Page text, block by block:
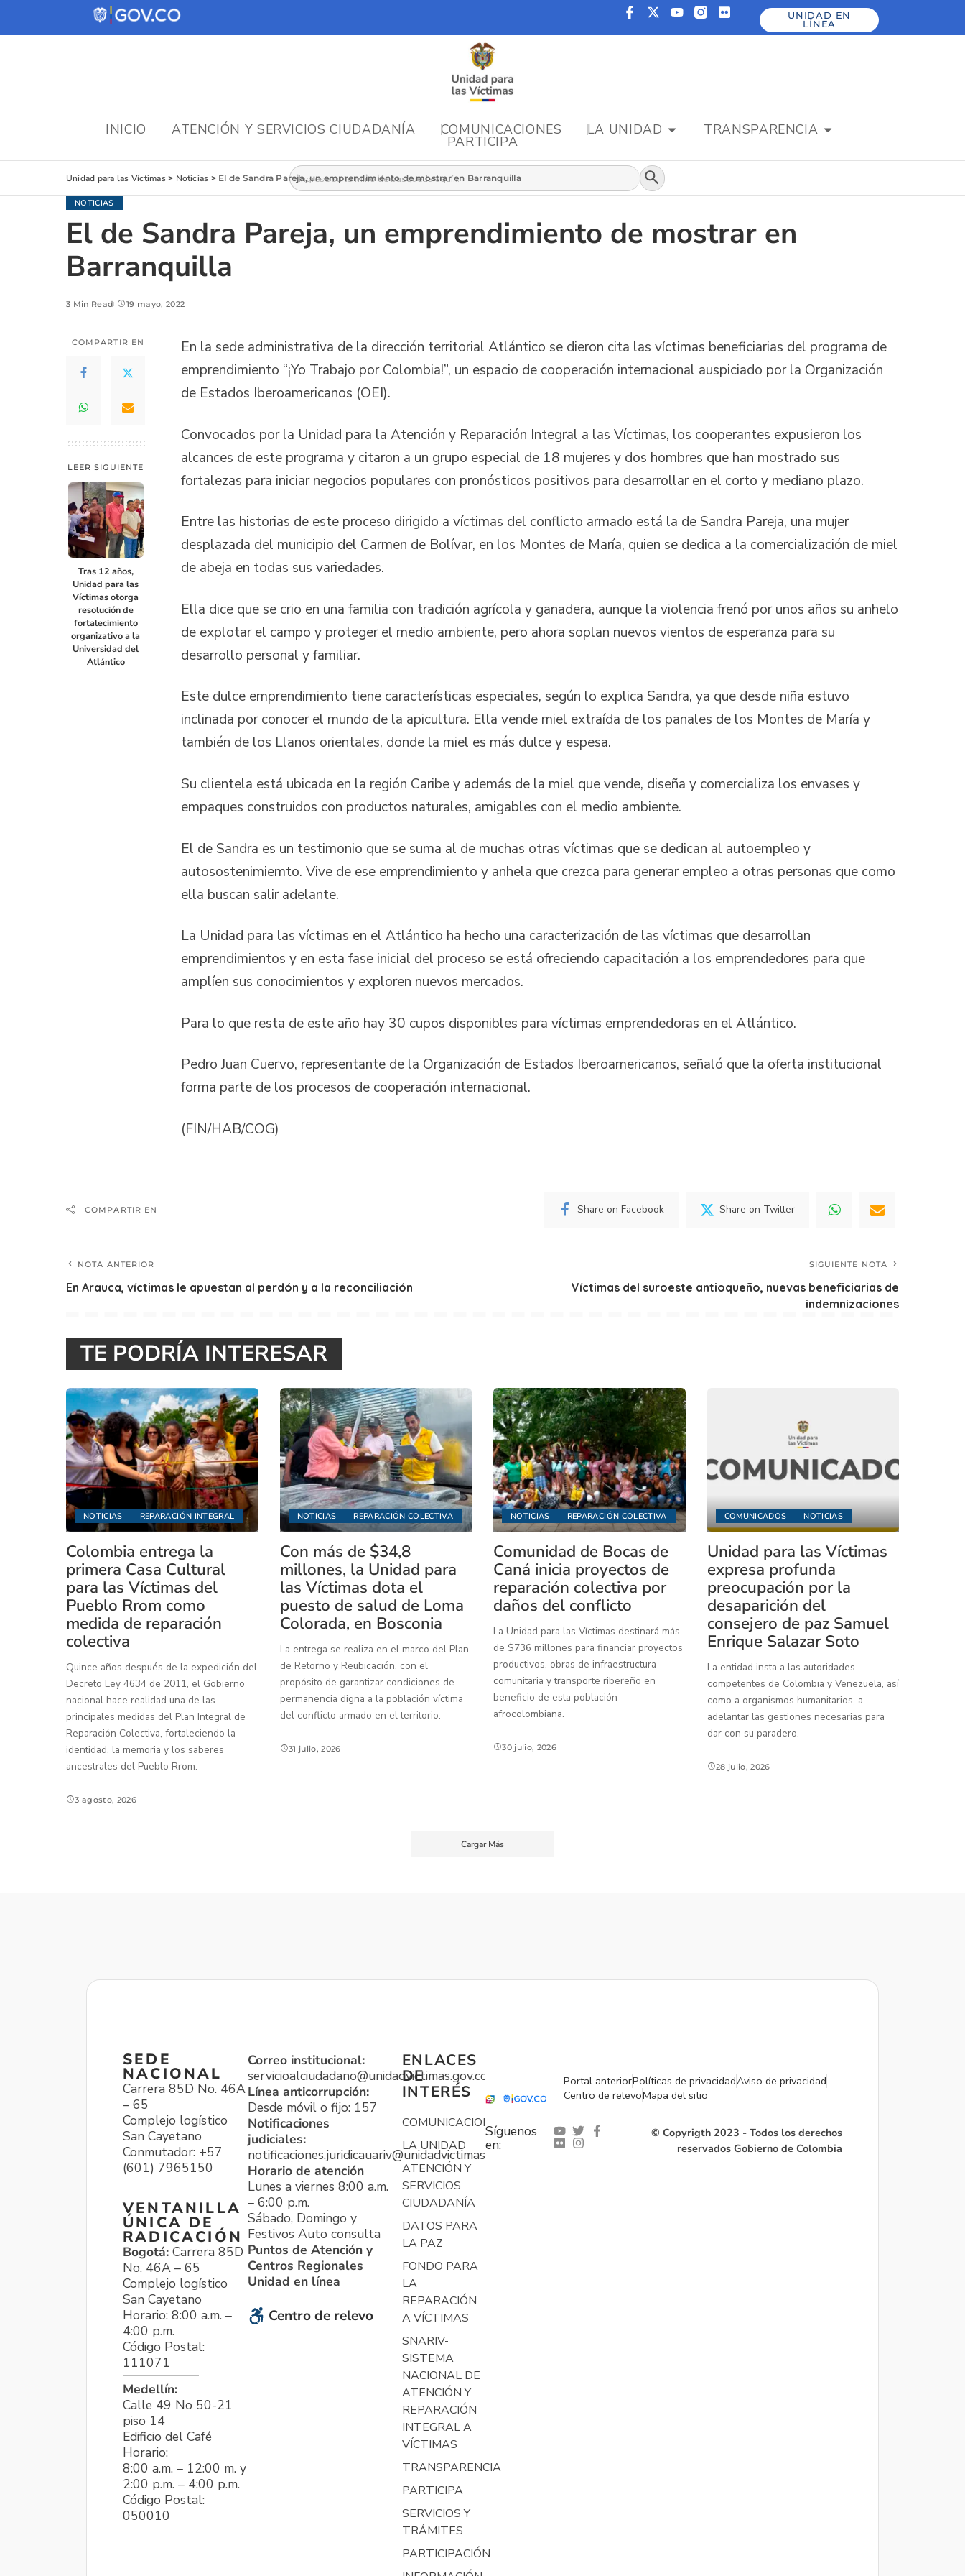
UNIDAD EN
LÍNEA
INICIO ATENCIÓN Y SERVICIOS CIUDADANÍA COMUNICACIONES LA UNIDAD TRANSPARENCIA
PARTICIPA
Buscar: Botón de búsqueda
Unidad para las Víctimas> Noticias > El de Sandra Pareja, un emprendimiento de mostrar en Barranquilla
NOTICIAS
El de Sandra Pareja, un emprendimiento de mostrar en
Barranquilla
3 Min Read 19 mayo, 2022
COMPARTIR EN
LEER SIGUIENTE
Tras 12 años,
Unidad para las
Víctimas otorga
resolución de
fortalecimiento
organizativo a la
Universidad del
Atlántico
En la sede administrativa de la dirección territorial Atlántico se dieron cita las víctimas beneficiarias del programa de
emprendimiento “¡Yo Trabajo por Colombia!”, un espacio de cooperación internacional auspiciado por la Organización
de Estados Iberoamericanos (OEI).
Convocados por la Unidad para la Atención y Reparación Integral a las Víctimas, los cooperantes expusieron los
alcances de este programa y citaron a un grupo especial de 18 mujeres y dos hombres que han mostrado sus
fortalezas para iniciar negocios populares con pronósticos positivos para desarrollar en el corto y mediano plazo.
Entre las historias de este proceso dirigido a víctimas del conflicto armado está la de Sandra Pareja, una mujer
desplazada del municipio del Carmen de Bolívar, en los Montes de María, quien se dedica a la comercialización de miel
de abeja en todas sus variedades.
Ella dice que se crio en una familia con tradición agrícola y ganadera, aunque la violencia frenó por unos años su anhelo
de explotar el campo y proteger el medio ambiente, pero ahora soplan nuevos vientos de esperanza para su
desarrollo personal y familiar.
Este dulce emprendimiento tiene características especiales, según lo explica Sandra, ya que desde niña estuvo
inclinada por conocer el mundo de la apicultura. Ella vende miel extraída de los panales de los Montes de María y
también de los Llanos orientales, donde la miel es más dulce y espesa.
Su clientela está ubicada en la región Caribe y además de la miel que vende, diseña y comercializa los envases y
empaques construidos con productos naturales, amigables con el medio ambiente.
El de Sandra es un testimonio que se suma al de muchas otras víctimas que se dedican al autoempleo y
autosostenimiemto. Vive de ese emprendimiento y anhela que crezca para generar empleo a otras personas que como
ella buscan salir adelante.
La Unidad para las víctimas en el Atlántico ha hecho una caracterización de las víctimas que desarrollan
emprendimientos y en esta fase inicial del proceso se está ofreciendo capacitación a los emprendedores para que
amplíen sus conocimientos y exploren nuevos mercados.
Para lo que resta de este año hay 30 cupos disponibles para víctimas emprendedoras en el Atlántico.
Pedro Juan Cuervo, representante de la Organización de Estados Iberoamericanos, señaló que la oferta institucional
forma parte de los procesos de cooperación internacional.
(FIN/HAB/COG)
COMPARTIR EN Share on Facebook Share on Twitter
NOTA ANTERIOR
En Arauca, víctimas le apuestan al perdón y a la reconciliación
SIGUIENTE NOTA
Víctimas del suroeste antioqueño, nuevas beneficiarias de
indemnizaciones
TE PODRÍA INTERESAR
NOTICIAS REPARACIÓN INTEGRAL
Colombia entrega la
primera Casa Cultural
para las Víctimas del
Pueblo Rrom como
medida de reparación
colectiva
Quince años después de la expedición del
Decreto Ley 4634 de 2011, el Gobierno
nacional hace realidad una de las
principales medidas del Plan Integral de
Reparación Colectiva, fortaleciendo la
identidad, la memoria y los saberes
ancestrales del Pueblo Rrom.
3 agosto, 2026
NOTICIAS REPARACIÓN COLECTIVA
Con más de $34,8
millones, la Unidad para
las Víctimas dota el
puesto de salud de Loma
Colorada, en Bosconia
La entrega se realiza en el marco del Plan
de Retorno y Reubicación, con el
propósito de garantizar condiciones de
permanencia digna a la población víctima
del conflicto armado en el territorio.
31 julio, 2026
NOTICIAS REPARACIÓN COLECTIVA
Comunidad de Bocas de
Caná inicia proyectos de
reparación colectiva por
daños del conflicto
La Unidad para las Víctimas destinará más
de $736 millones para financiar proyectos
productivos, obras de infraestructura
comunitaria y transporte ribereño en
beneficio de esta población
afrocolombiana.
30 julio, 2026
COMUNICADOS NOTICIAS
Unidad para las Víctimas
expresa profunda
preocupación por la
desaparición del
consejero de paz Samuel
Enrique Salazar Soto
La entidad insta a las autoridades
competentes de Colombia y Venezuela, así
como a organismos humanitarios, a
adelantar las gestiones necesarias para
dar con su paradero.
28 julio, 2026
Cargar Más
SEDE
NACIONAL
Carrera 85D No. 46A
– 65
Complejo logístico
San Cayetano
Conmutador: +57
(601) 7965150
VENTANILLA
ÚNICA DE
RADICACIÓN
Bogotá: Carrera 85D
No. 46A – 65
Complejo logístico
San Cayetano
Horario: 8:00 a.m. –
4:00 p.m.
Código Postal:
111071
Medellín:
Calle 49 No 50-21
piso 14
Edificio del Café
Horario:
8:00 a.m. – 12:00 m. y
2:00 p.m. – 4:00 p.m.
Código Postal:
050010
Correo institucional:
servicioalciudadano@unidadvictimas.gov.co
Línea anticorrupción:
Desde móvil o fijo: 157
Notificaciones
judiciales:
notificaciones.juridicauariv@unidadvictimas.gov.co
Horario de atención
Lunes a viernes 8:00 a.m.
– 6:00 p.m.
Sábado, Domingo y
Festivos Auto consulta
Puntos de Atención y
Centros Regionales
Unidad en línea
Centro de relevo
ENLACES
DE
INTERÉS
COMUNICACIONES
LA UNIDAD
ATENCIÓN Y
SERVICIOS
CIUDADANÍA
DATOS PARA
LA PAZ
FONDO PARA
LA
REPARACIÓN
A VÍCTIMAS
SNARIV-
SISTEMA
NACIONAL DE
ATENCIÓN Y
REPARACIÓN
INTEGRAL A
VÍCTIMAS
TRANSPARENCIA
PARTICIPA
SERVICIOS Y
TRÁMITES
PARTICIPACIÓN
Portal anteriorPolíticas de privacidadAviso de privacidad
Centro de relevoMapa del sitio
Síguenos
en:
© Copyrigth 2023 - Todos los derechos
reservados Gobierno de Colombia